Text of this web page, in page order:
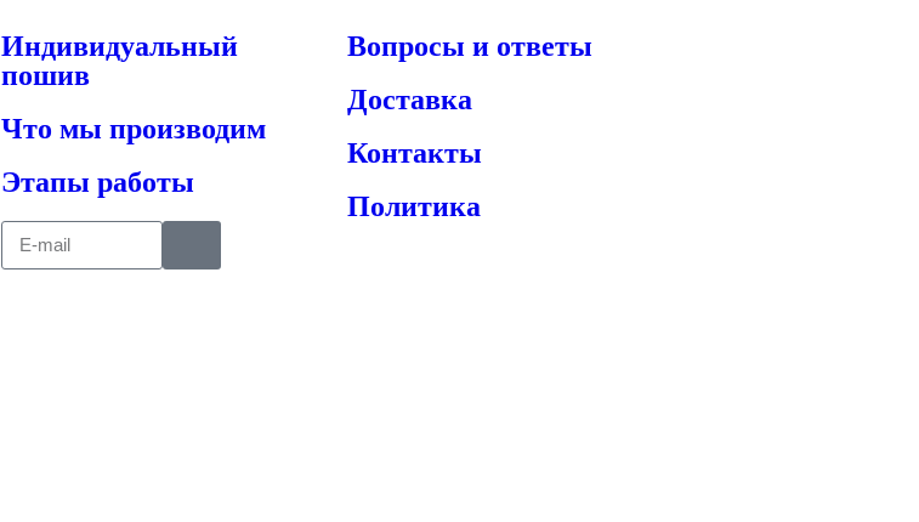
Индивидуальный
пошив
Что мы производим
Этапы работы
Вопросы и ответы
Доставка
Контакты
Политика